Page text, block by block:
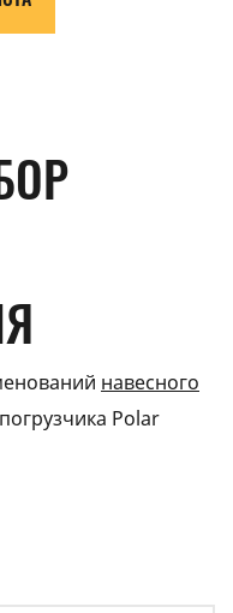
навесного
Polar